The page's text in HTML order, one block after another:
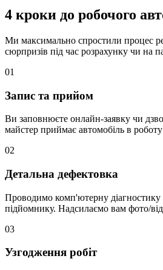
4 кроки до робочого
Ми максимально спростили процес
сюрпризів під час розрахунку чи на
01
Запис та прийом
Ви заповнюєте онлайн-заявку чи
майстер приймає автомобіль в роботу
02
Детальна дефектовка
Проводимо комп'ютерну діагностику
підйомнику. Надсилаємо вам фото/
03
Узгодження робіт